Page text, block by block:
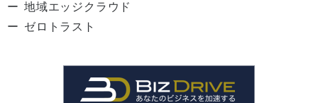
地域エッジクラウド
ゼロトラスト